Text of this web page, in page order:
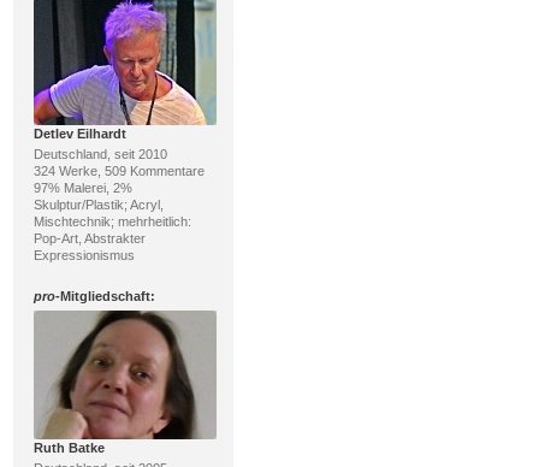
Detlev Eilhardt
Deutschland, seit 2010
324 Werke, 509 Kommentare
97% Malerei, 2%
Skulptur/Plastik; Acryl,
Mischtechnik; mehrheitlich:
Pop-Art, Abstrakter
Expressionismus
pro-Mitgliedschaft:
Ruth Batke